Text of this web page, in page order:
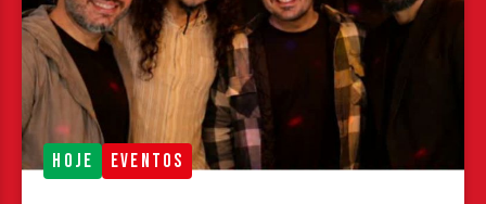
HOJE EVENTOS